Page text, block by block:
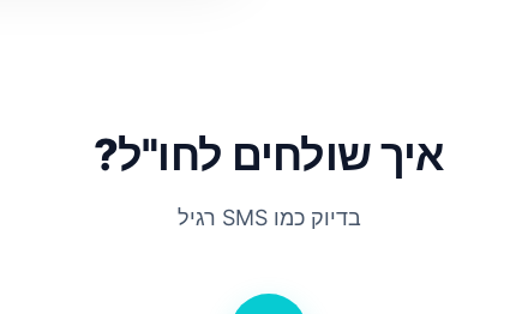
איך שולחים לחו"ל?
בדיוק כמו SMS רגיל